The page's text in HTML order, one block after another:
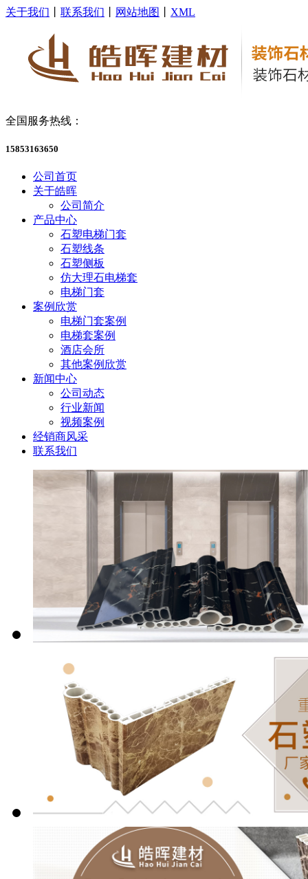
关于我们 联系我们 网站地图 XML
全国服务热线：
15853163650
公司首页
关于皓晖
公司简介
产品中心
石塑电梯门套
石塑线条
石塑侧板
仿大理石电梯套
电梯门套
案例欣赏
电梯门套案例
电梯套案例
酒店会所
其他案例欣赏
新闻中心
公司动态
行业新闻
视频案例
经销商风采
联系我们